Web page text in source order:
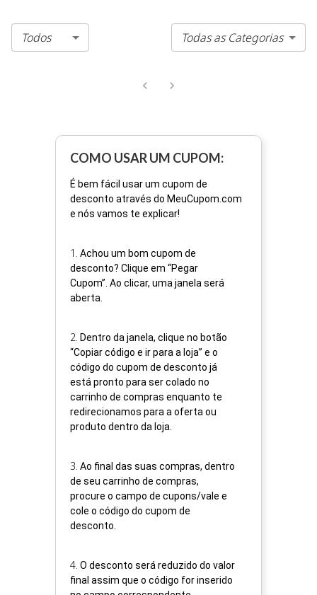
Todos Todas as Categorias
COMO USAR UM CUPOM:
É bem fácil usar um cupom de
desconto através do MeuCupom.com
e nós vamos te explicar!
1 . Achou um bom cupom de
desconto? Clique em “Pegar
Cupom”. Ao clicar, uma janela será
aberta.
2. Dentro da janela, clique no botão
“Copiar código e ir para a loja” e o
código do cupom de desconto já
está pronto para ser colado no
carrinho de compras enquanto te
redirecionamos para a oferta ou
produto dentro da loja.
3. Ao final das suas compras, dentro
de seu carrinho de compras,
procure o campo de cupons/vale e
cole o código do cupom de
desconto.
4. O desconto será reduzido do valor
final assim que o código for inserido